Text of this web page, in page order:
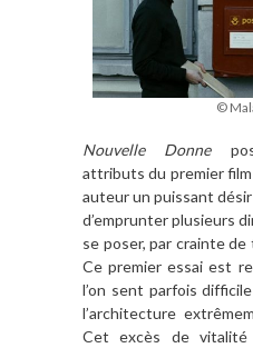
©
Nouvelle Donne
attributs du premier film
auteur un puissant
d’emprunter plusieurs
se poser, par crainte
Ce premier essai est
l’on sent parfois
l’architecture
Cet excès de